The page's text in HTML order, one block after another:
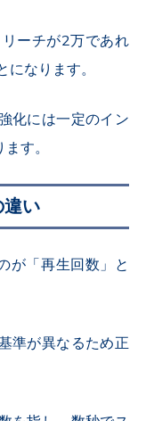
ーチが2万であれ
なります。
化には一定のイン
す。
い
が「再生回数」と
準が異なるため正